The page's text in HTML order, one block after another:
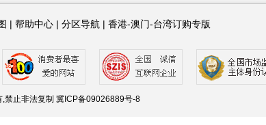
| 帮助中心 | 分区导航 | 香港-澳门-台湾订购专版
禁止非法复制 冀ICP备09026889号-8
34 35 36 38 39 40 43 44 45 46 47 48 51 52 53 54 55 56
93 94 101 106 107
136 137 138 139 140 141 142 143 144